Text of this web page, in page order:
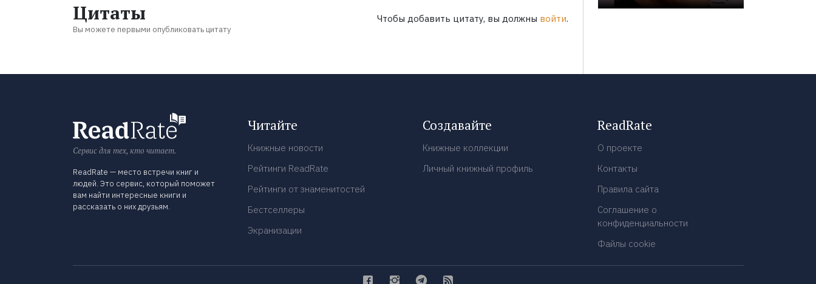
Цитаты
Вы можете первыми опубликовать цитату
Чтобы добавить цитату, вы должны войти.
Сервис для тех, кто читает.
ReadRate — место встречи книг и
людей. Это сервис, который поможет
вам найти интересные книги и
рассказать о них друзьям.
Читайте
Книжные новости
Рейтинги ReadRate
Рейтинги от знаменитостей
Бестселлеры
Экранизации
Создавайте
Книжные коллекции
Личный книжный профиль
ReadRate
О проекте
Контакты
Правила сайта
Соглашение о
конфиденциальности
Файлы cookie